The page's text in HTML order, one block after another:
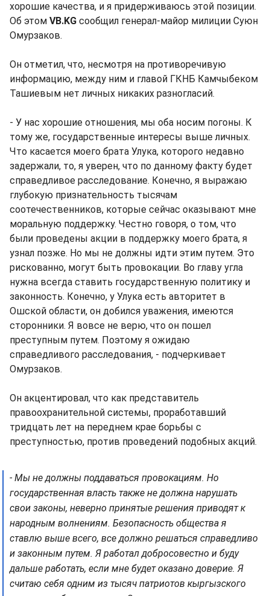
хорошие качества, и я придерживаюсь этой позиции.
Об этом VB.KG сообщил генерал-майор милиции Суюн
Омурзаков.
Он отметил, что, несмотря на противоречивую
информацию, между ним и главой ГКНБ Камчыбеком
Ташиевым нет личных никаких разногласий.
- У нас хорошие отношения, мы оба носим погоны. К
тому же, государственные интересы выше личных.
Что касается моего брата Улука, которого недавно
задержали, то, я уверен, что по данному факту будет
справедливое расследование. Конечно, я выражаю
глубокую признательность тысячам
соотечественников, которые сейчас оказывают мне
моральную поддержку. Честно говоря, о том, что
были проведены акции в поддержку моего брата, я
узнал позже. Но мы не должны идти этим путем. Это
рискованно, могут быть провокации. Во главу угла
нужна всегда ставить государственную политику и
законность. Конечно, у Улука есть авторитет в
Ошской области, он добился уважения, имеются
сторонники. Я вовсе не верю, что он пошел
преступным путем. Поэтому я ожидаю
справедливого расследования, - подчеркивает
Омурзаков.
Он акцентировал, что как представитель
правоохранительной системы, проработавший
тридцать лет на переднем крае борьбы с
преступностью, против проведений подобных акций.
- Мы не должны поддаваться провокациям. Но
государственная власть также не должна нарушать
свои законы, неверно принятые решения приводят к
народным волнениям. Безопасность общества я
ставлю выше всего, все должно решаться справедливо
и законным путем. Я работал добросовестно и буду
дальше работать, если мне будет оказано доверие. Я
считаю себя одним из тысяч патриотов кыргызского